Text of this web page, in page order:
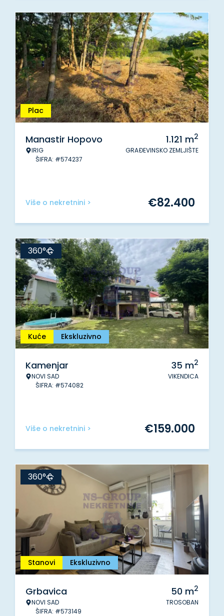
Plac
Manastir Hopovo
IRIG
ŠIFRA: #574237
1.121 m2
GRAĐEVINSKO ZEMLJIŠTE
Više o nekretnini > €82.400
Kuće Ekskluzivno
360°
Kamenjar
NOVI SAD
ŠIFRA: #574082
35 m2
VIKENDICA
Više o nekretnini > €159.000
Stanovi Ekskluzivno
360°
Grbavica
NOVI SAD
ŠIFRA: #573149
50 m2
TROSOBAN